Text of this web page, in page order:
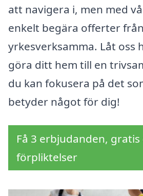
att navigera i, men med
enkelt begära offerter
yrkesverksamma. Låt oss
göra ditt hem till en
du kan fokusera på det
betyder något för dig!
Få 3 erbjudanden,
förpliktelser